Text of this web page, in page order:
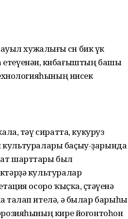
хужалығы өсөн бик үк
көнбағыштың башы
нисек
тәү сиратта, кукуруз
культуралары баҫыу-ҙарында
шарттары был
культуралар
осоро ҡыҫҡа, өҫтәүенә
талап ителә, ә былар барыһы
кире йоғонтоһон